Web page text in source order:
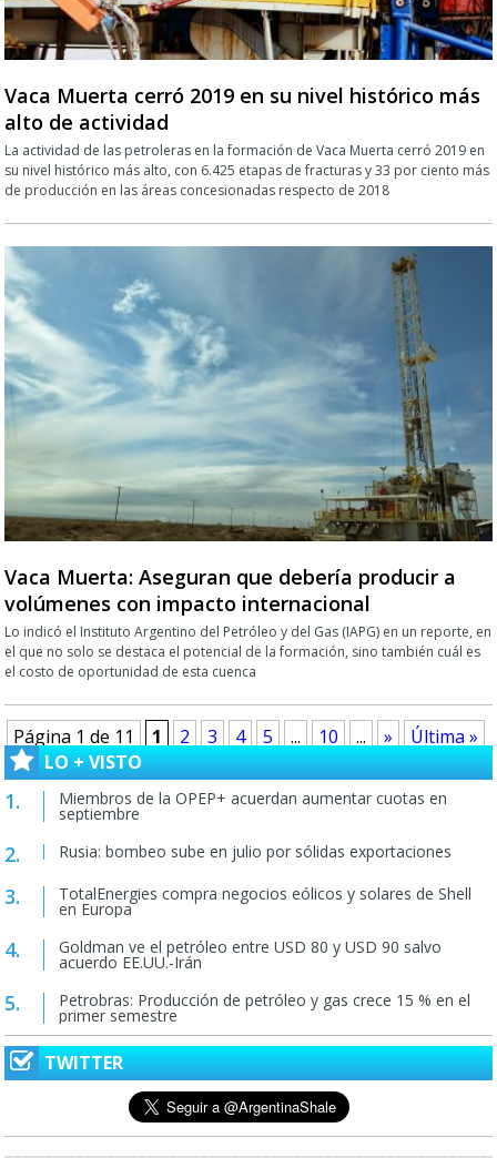
Vaca Muerta cerró 2019 en su nivel histórico más
alto de actividad
La actividad de las petroleras en la formación de Vaca Muerta cerró 2019 en
su nivel histórico más alto, con 6.425 etapas de fracturas y 33 por ciento más
de producción en las áreas concesionadas respecto de 2018
Vaca Muerta: Aseguran que debería producir a
volúmenes con impacto internacional
Lo indicó el Instituto Argentino del Petróleo y del Gas (IAPG) en un reporte, en
el que no solo se destaca el potencial de la formación, sino también cuál es
el costo de oportunidad de esta cuenca
Página 1 de 11 1 2 3 4 5 ... 10 ... »
Última »
LO + VISTO
Miembros de la OPEP+ acuerdan aumentar cuotas en
septiembre
Rusia: bombeo sube en julio por sólidas exportaciones
TotalEnergies compra negocios eólicos y solares de Shell
en Europa
Goldman ve el petróleo entre USD 80 y USD 90 salvo
acuerdo EE.UU.-Irán
Petrobras: Producción de petróleo y gas crece 15 % en el
primer semestre
TWITTER